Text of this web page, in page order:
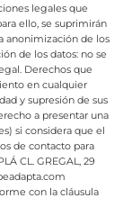
legales que
ello, se suprimirán
anonimización de los
de los datos: no se
Derechos que
en cualquier
y supresión de sus
a presentar una
si considera que el
de contacto para
CL. GREGAL, 29
con la cláusula